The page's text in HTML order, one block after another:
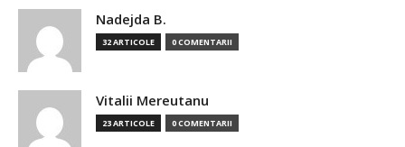
Nadejda B.
32 ARTICOLE 0 COMENTARII
Vitalii Mereutanu
23 ARTICOLE 0 COMENTARII